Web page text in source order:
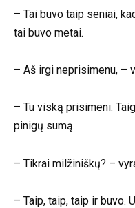
– Tai buvo taip seniai,
tai buvo metai.
– Aš irgi neprisimenu, –
– Tu viską prisimeni.
pinigų sumą.
– Tikrai milžiniškų? –
– Taip, taip, taip ir buvo.